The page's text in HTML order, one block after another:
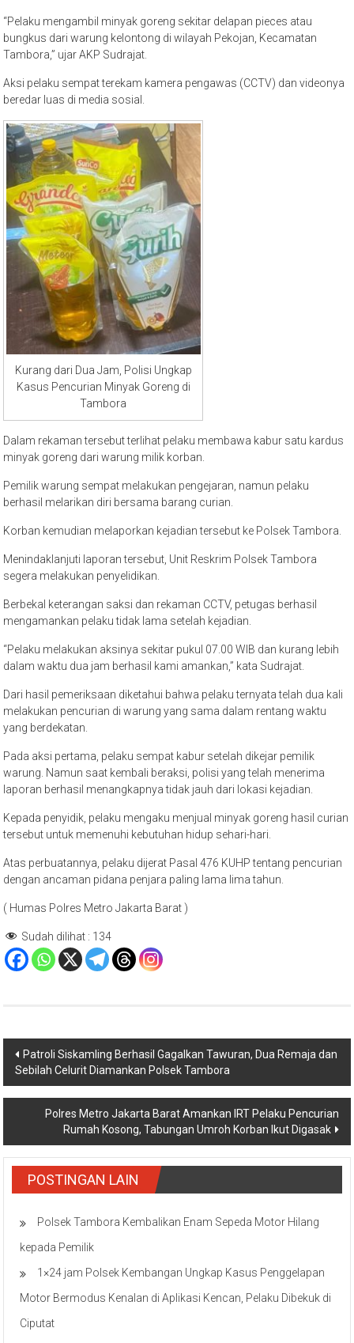
“Pelaku mengambil minyak goreng sekitar delapan pieces atau
bungkus dari warung kelontong di wilayah Pekojan, Kecamatan
Tambora,” ujar AKP Sudrajat.
Aksi pelaku sempat terekam kamera pengawas (CCTV) dan videonya
beredar luas di media sosial.
Kurang dari Dua Jam, Polisi Ungkap
Kasus Pencurian Minyak Goreng di
Tambora
Dalam rekaman tersebut terlihat pelaku membawa kabur satu kardus
minyak goreng dari warung milik korban.
Pemilik warung sempat melakukan pengejaran, namun pelaku
berhasil melarikan diri bersama barang curian.
Korban kemudian melaporkan kejadian tersebut ke Polsek Tambora.
Menindaklanjuti laporan tersebut, Unit Reskrim Polsek Tambora
segera melakukan penyelidikan.
Berbekal keterangan saksi dan rekaman CCTV, petugas berhasil
mengamankan pelaku tidak lama setelah kejadian.
“Pelaku melakukan aksinya sekitar pukul 07.00 WIB dan kurang lebih
dalam waktu dua jam berhasil kami amankan,” kata Sudrajat.
Dari hasil pemeriksaan diketahui bahwa pelaku ternyata telah dua kali
melakukan pencurian di warung yang sama dalam rentang waktu
yang berdekatan.
Pada aksi pertama, pelaku sempat kabur setelah dikejar pemilik
warung. Namun saat kembali beraksi, polisi yang telah menerima
laporan berhasil menangkapnya tidak jauh dari lokasi kejadian.
Kepada penyidik, pelaku mengaku menjual minyak goreng hasil curian
tersebut untuk memenuhi kebutuhan hidup sehari-hari.
Atas perbuatannya, pelaku dijerat Pasal 476 KUHP tentang pencurian
dengan ancaman pidana penjara paling lama lima tahun.
( Humas Polres Metro Jakarta Barat )
Sudah dilihat : 134
Navigasi
pos
Patroli Siskamling Berhasil Gagalkan Tawuran, Dua Remaja dan
Sebilah Celurit Diamankan Polsek Tambora
Polres Metro Jakarta Barat Amankan IRT Pelaku Pencurian
Rumah Kosong, Tabungan Umroh Korban Ikut Digasak
POSTINGAN LAIN
Polsek Tambora Kembalikan Enam Sepeda Motor Hilang
kepada Pemilik
1×24 jam Polsek Kembangan Ungkap Kasus Penggelapan
Motor Bermodus Kenalan di Aplikasi Kencan, Pelaku Dibekuk di
Ciputat